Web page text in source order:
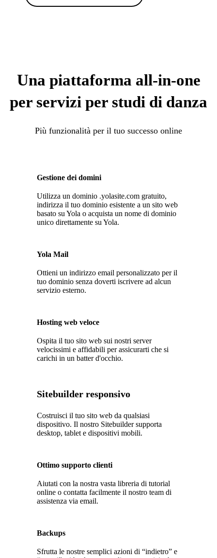
Una piattaforma all-in-one
per servizi per studi di danza
Più funzionalità per il tuo successo online
Gestione dei domini
Utilizza un dominio .yolasite.com gratuito,
indirizza il tuo dominio esistente a un sito web
basato su Yola o acquista un nome di dominio
unico direttamente su Yola.
Yola Mail
Ottieni un indirizzo email personalizzato per il
tuo dominio senza doverti iscrivere ad alcun
servizio esterno.
Hosting web veloce
Ospita il tuo sito web sui nostri server
velocissimi e affidabili per assicurarti che si
carichi in un batter d'occhio.
Sitebuilder responsivo
Costruisci il tuo sito web da qualsiasi
dispositivo. Il nostro Sitebuilder supporta
desktop, tablet e dispositivi mobili.
Ottimo supporto clienti
Aiutati con la nostra vasta libreria di tutorial
online o contatta facilmente il nostro team di
assistenza via email.
Backups
Sfrutta le nostre semplici azioni di “indietro” e